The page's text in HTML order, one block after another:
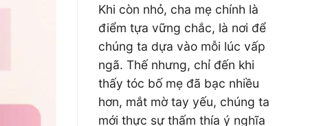
Khi còn nhỏ, cha mẹ chính là
điểm tựa vững chắc, là nơi để
chúng ta dựa vào mỗi lúc vấp
ngã. Thế nhưng, chỉ đến khi
thấy tóc bố mẹ đã bạc nhiều
hơn, mắt mờ tay yếu, chúng ta
mới thực sự thấm thía ý nghĩa